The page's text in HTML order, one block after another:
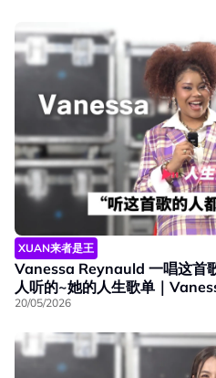
XUAN来者是王
Vanessa Reynauld 一唱这首
人听的~她的人生歌单｜
20/05/2026